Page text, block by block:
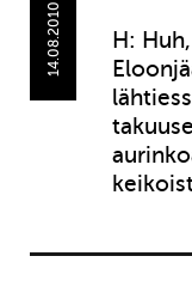
14.08.2010
H: